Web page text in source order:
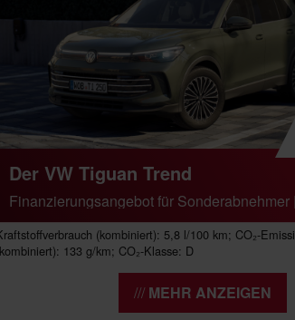
Der VW Tiguan Trend
(kombiniert): 5,8 l/100 km; CO₂-
133 g/km; CO₂-Klasse: D
MEHR ANZEIGEN